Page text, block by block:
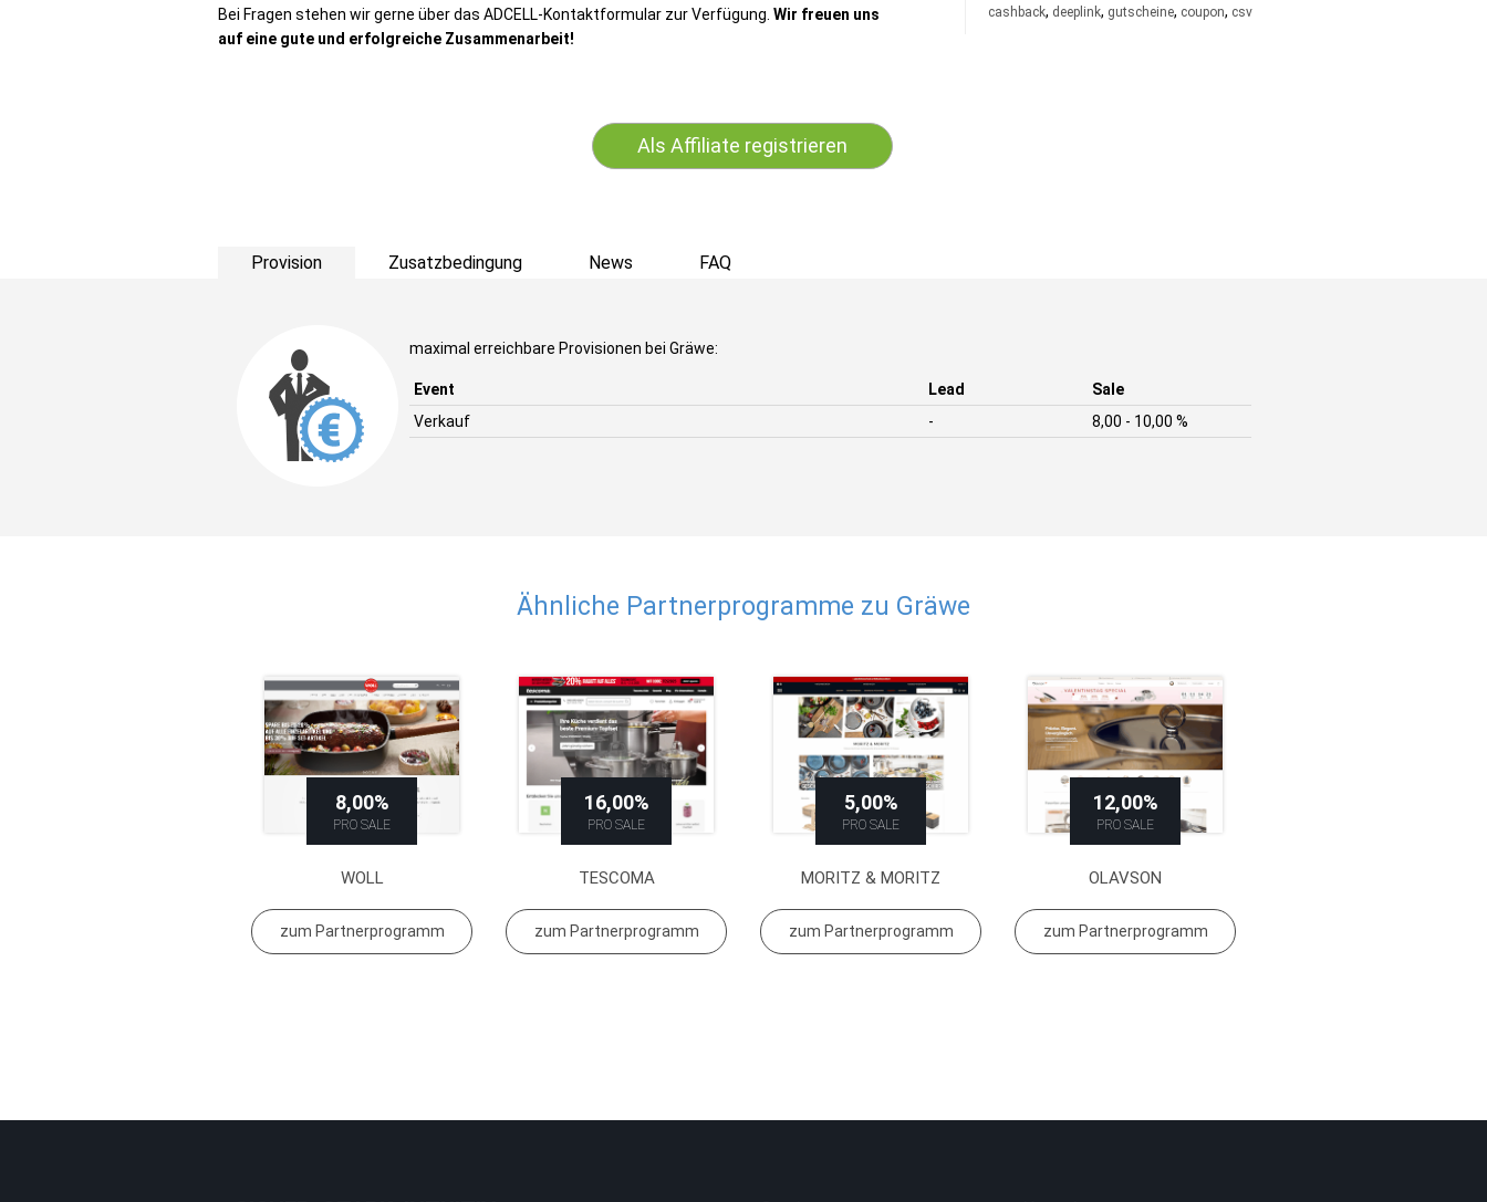
Bei Fragen stehen wir gerne über das ADCELL-Kontaktformular zur Verfügung. Wir freuen uns
auf eine gute und erfolgreiche Zusammenarbeit!
cashback, deeplink, gutscheine, coupon, csv
Als Affiliate registrieren
Provision Zusatzbedingung News FAQ
maximal erreichbare Provisionen bei Gräwe:
Event Lead
Sale
Verkauf
- 8,00 - 10,00 %
Ähnliche Partnerprogramme zu Gräwe
8,00%
PRO SALE
WOLL
zum Partnerprogramm
16,00%
PRO SALE
TESCOMA
zum Partnerprogramm
5,00%
PRO SALE
MORITZ & MORITZ
zum Partnerprogramm
12,00%
PRO SALE
OLAVSON
zum Partnerprogramm